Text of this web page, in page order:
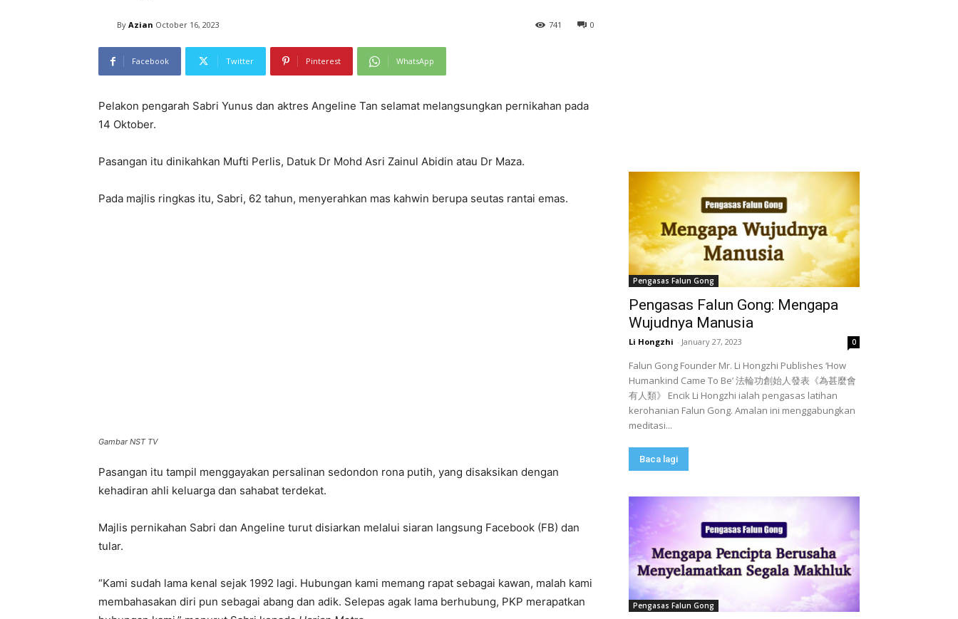
By Azian October 16, 2023 0
741
Facebook Twitter Pinterest WhatsApp
Pelakon pengarah Sabri Yunus dan aktres Angeline Tan selamat melangsungkan pernikahan pada
14 Oktober.
Pasangan itu dinikahkan Mufti Perlis, Datuk Dr Mohd Asri Zainul Abidin atau Dr Maza.
Pada majlis ringkas itu, Sabri, 62 tahun, menyerahkan mas kahwin berupa seutas rantai emas.
Gambar NST TV
Pasangan itu tampil menggayakan persalinan sedondon rona putih, yang disaksikan dengan
kehadiran ahli keluarga dan sahabat terdekat.
Majlis pernikahan Sabri dan Angeline turut disiarkan melalui siaran langsung Facebook (FB) dan
tular.
“Kami sudah lama kenal sejak 1992 lagi. Hubungan kami memang rapat sebagai kawan, malah kami
membahasakan diri pun sebagai abang dan adik. Selepas agak lama berhubung, PKP merapatkan
Pengasas Falun Gong
Pengasas Falun Gong: Mengapa
Wujudnya Manusia
Li Hongzhi - January 27, 2023 0
Falun Gong Founder Mr. Li Hongzhi Publishes ‘How
Humankind Came To Be’ 法輪功創始人發表《為甚麼會
有人類》 Encik Li Hongzhi ialah pengasas latihan
kerohanian Falun Gong. Amalan ini menggabungkan
meditasi...
Baca lagi
Pengasas Falun Gong